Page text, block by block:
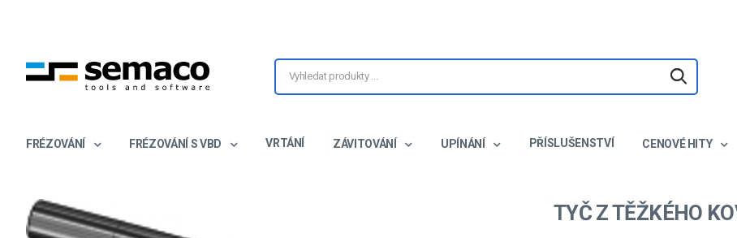
FRÉZOVÁNÍ FRÉZOVÁNÍ S VBD VRTÁNÍ ZÁVITOVÁNÍ UPÍNÁNÍ PŘÍSLUŠENSTVÍ CENOVÉ HITY
TYČ Z TĚŽKÉHO